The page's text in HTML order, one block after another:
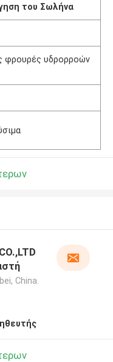
του Σωλήνα
φρουρές υδρορροών
China.